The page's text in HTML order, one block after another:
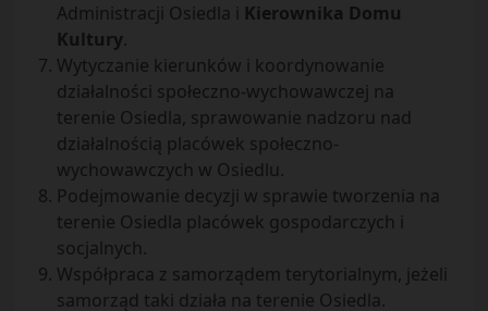
Administracji Osiedla i
Kierownika Domu
Kultury.
Wytyczanie kierunków i koordynowanie
działalności społeczno-wychowawczej na
terenie Osiedla, sprawowanie nadzoru nad
działalnością placówek społeczno-
wychowawczych w Osiedlu.
Podejmowanie decyzji w sprawie tworzenia na
terenie Osiedla placówek gospodarczych i
socjalnych.
Współpraca z samorządem terytorialnym, jeżeli
samorząd taki działa na terenie Osiedla.